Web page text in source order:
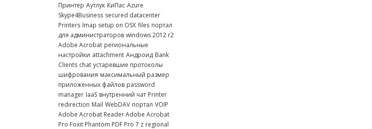
Принтер Аутлук КиПас Azure
Skype4Business secured datacenter
Printers Imap setup on OSX files портал
для администраторов windows 2012 r2
Adobe Acrobat региональные
настройки attachment Андроид Bank
Clients chat устаревшие протоколы
шифрования максимальный размер
приложенных файлов password
manager IaaS внутренний чат Printer
redirection Mail WebDAV портал VOIP
Adobe Acrobat Reader Adobe Acrobat
Pro Foxit Phantom PDF Pro 7 z regional